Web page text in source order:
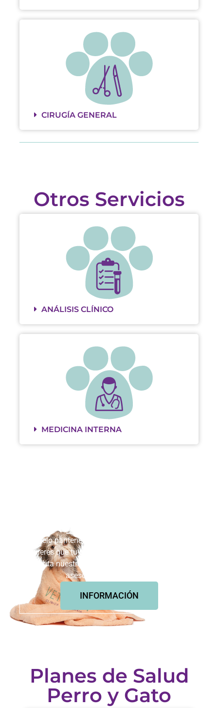
CIRUGÍA GENERAL
Otros Servicios
ANÁLISIS CLÍNICO
MEDICINA INTERNA
Ni pelo pantene, ni rizos perfectos, si de verdad
quieres que tu mascota luzca como se merece,
visita nuestro centro y nuestro peluquero te
asesorará correctamente.
INFORMACIÓN
Planes de Salud
Perro y Gato